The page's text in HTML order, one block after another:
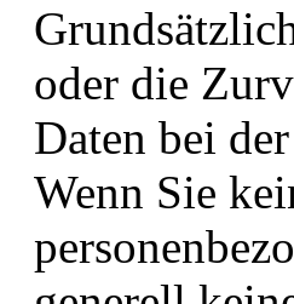
oder die
Daten bei
Wenn Sie